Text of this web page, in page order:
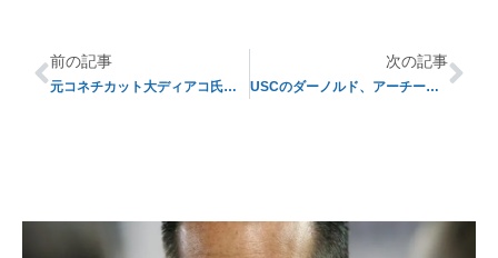
前の記事
元コネチカット大ディアコ氏、ネブラスカ大のDCに就任
次の記事
USCのダーノルド、アーチー・グリフィーン賞を受賞